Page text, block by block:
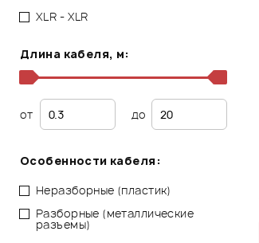
XLR - XLR
Длина кабеля, м:
от до
Особенности кабеля:
Неразборные (пластик)
Разборные (металлические
разъемы)